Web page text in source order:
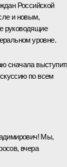
Российской
и новым,
руководящие
уровне.
сначала
по всем
Мы,
вчера